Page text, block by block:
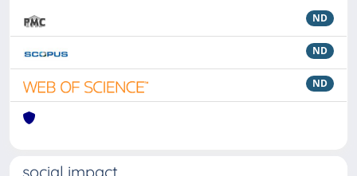
ND
ND
ND
social impact